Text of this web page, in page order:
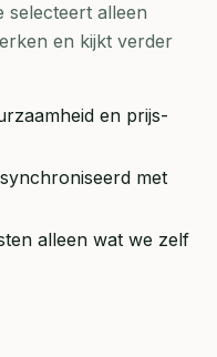
selecteert alleen
en kijkt verder
en prijs-
met
alleen wat we zelf